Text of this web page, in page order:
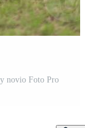
novio Foto Pro